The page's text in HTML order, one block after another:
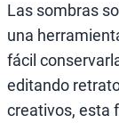
Las sombras
una
fácil
editando
creativos, esta